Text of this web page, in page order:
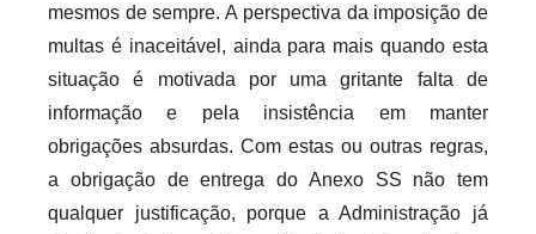
mesmos de sempre. A perspectiva da imposição de
multas é inaceitável, ainda para mais quando esta
situação é motivada por uma gritante falta de
informação e pela insistência em manter
obrigações absurdas. Com estas ou outras regras,
a obrigação de entrega do Anexo SS não tem
qualquer justificação, porque a Administração já